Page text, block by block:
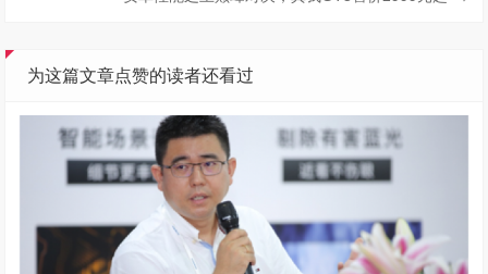
为这篇文章点赞的读者还看过